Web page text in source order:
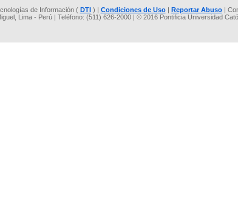
de Información ( DTI) | Condiciones de Uso| Reportar Abuso|
Lima - Perú | Teléfono: (511) 626-2000 | © 2016 Pontificia Universidad